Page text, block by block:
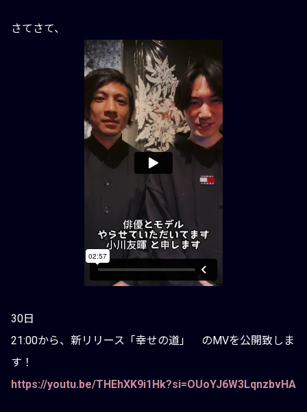
さてさて、
30日
21:00から、新リリース「幸せの道」 のMVを公開致しま
す！
https://youtu.be/THEhXK9i1Hk?si=OUoYJ6W3LqnzbvHA